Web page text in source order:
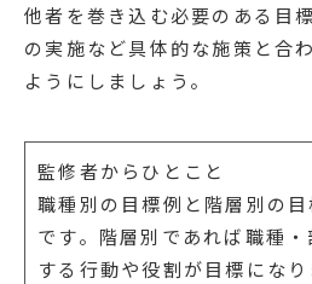
他者を巻き込む必要のある目
の実施など具体的な施策と合
ようにしましょう。
監修者からひとこと
職種別の目標例と階層別の
です。階層別であれば職種
する行動や役割が目標にな